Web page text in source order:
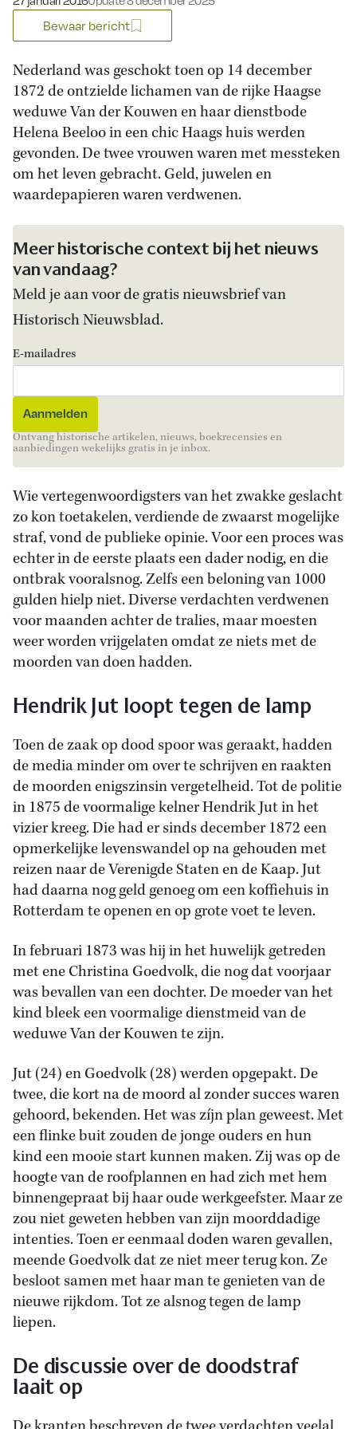
Bewaar bericht
Nederland was geschokt toen op 14 december
1872 de ontzielde lichamen van de rijke Haagse
weduwe Van der Kouwen en haar dienstbode
Helena Beeloo in een chic Haags huis werden
gevonden. De twee vrouwen waren met messteken
om het leven gebracht. Geld, juwelen en
waardepapieren waren verdwenen.
Meer historische context bij het nieuws
van vandaag?
Meld je aan voor de gratis nieuwsbrief van
Historisch Nieuwsblad.
E-mailadres
Ontvang historische artikelen, nieuws, boekrecensies en
aanbiedingen wekelijks gratis in je inbox.
Wie vertegenwoordigsters van het zwakke geslacht
zo kon toetakelen, verdiende de zwaarst mogelijke
straf, vond de publieke opinie. Voor een proces was
echter in de eerste plaats een dader nodig, en die
ontbrak vooralsnog. Zelfs een beloning van 1000
gulden hielp niet. Diverse verdachten verdwenen
voor maanden achter de tralies, maar moesten
weer worden vrijgelaten omdat ze niets met de
moorden van doen hadden.
Hendrik Jut loopt tegen de lamp
Toen de zaak op dood spoor was geraakt, hadden
de media minder om over te schrijven en raakten
de moorden enigszinsin vergetelheid. Tot de politie
in 1875 de voormalige kelner Hendrik Jut in het
vizier kreeg. Die had er sinds december 1872 een
opmerkelijke levenswandel op na gehouden met
reizen naar de Verenigde Staten en de Kaap. Jut
had daarna nog geld genoeg om een koffiehuis in
Rotterdam te openen en op grote voet te leven.
In februari 1873 was hij in het huwelijk getreden
met ene Christina Goedvolk, die nog dat voorjaar
was bevallen van een dochter. De moeder van het
kind bleek een voormalige dienstmeid van de
weduwe Van der Kouwen te zijn.
Jut (24) en Goedvolk (28) werden opgepakt. De
twee, die kort na de moord al zonder succes waren
gehoord, bekenden. Het was zíjn plan geweest. Met
een flinke buit zouden de jonge ouders en hun
kind een mooie start kunnen maken. Zij was op de
hoogte van de roofplannen en had zich met hem
binnengepraat bij haar oude werkgeefster. Maar ze
zou niet geweten hebben van zijn moorddadige
intenties. Toen er eenmaal doden waren gevallen,
meende Goedvolk dat ze niet meer terug kon. Ze
besloot samen met haar man te genieten van de
nieuwe rijkdom. Tot ze alsnog tegen de lamp
liepen.
De discussie over de doodstraf
laait op